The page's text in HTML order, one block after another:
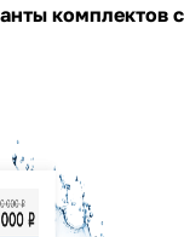
комплектов с